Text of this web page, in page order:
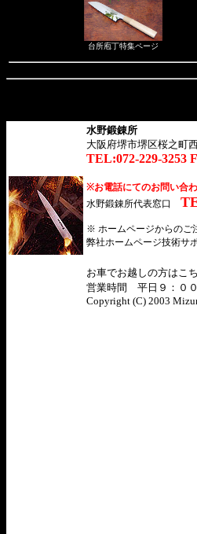
台所庖丁特集ページ
水野鍛錬所
大阪府堺市堺区桜之町
TEL:072-229-3253
※お電話にてのお問い合
水野鍛錬所代表窓口
※ ホームページからのご
弊社ホームページ技術サ
お車でお越しの方はこ
営業時間 平日９：００
Copyright (C) 2003